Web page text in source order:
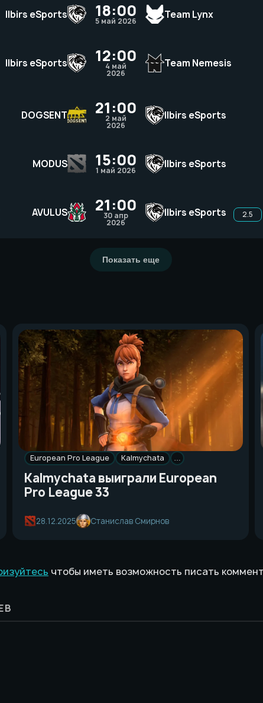
Ilbirs eSports 18:00
5 май 2026
Team Lynx
Ilbirs eSports 12:00
4 май
2026
Team Nemesis
DOGSENT 21:00
2 май
2026
Ilbirs eSports
MODUS 15:00
1 май 2026
Ilbirs eSports
AVULUS 21:00
30 апр
2026
Ilbirs eSports 2.5
Показать еще
European Pro League Kalmychata …
Kalmychata выиграли European
Pro League 33
28.12.2025 Станислав Смирнов
чтобы иметь возможность писать